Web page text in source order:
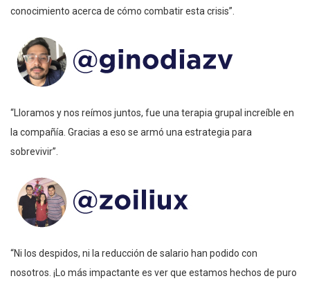
conocimiento acerca de cómo combatir esta crisis”.
“Lloramos y nos reímos juntos, fue una terapia grupal increíble en
la compañía. Gracias a eso se armó una estrategia para
sobrevivir”.
“Ni los despidos, ni la reducción de salario han podido con
nosotros. ¡Lo más impactante es ver que estamos hechos de puro